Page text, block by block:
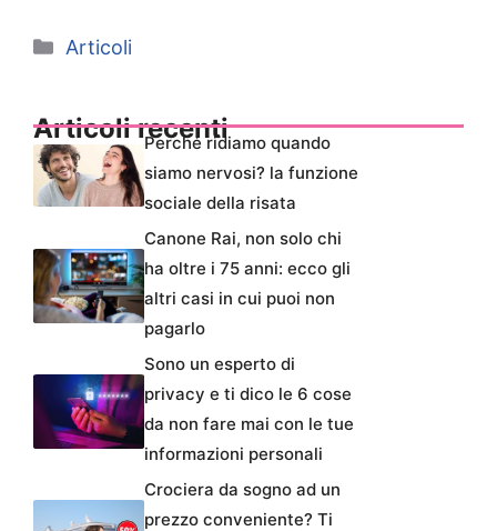
Categorie
Articoli
Articoli recentiPerché ridiamo quando
siamo nervosi? la funzione
sociale della risata
Canone Rai, non solo chi
ha oltre i 75 anni: ecco gli
altri casi in cui puoi non
pagarlo
Sono un esperto di
privacy e ti dico le 6 cose
da non fare mai con le tue
informazioni personali
Crociera da sogno ad un
prezzo conveniente? Ti